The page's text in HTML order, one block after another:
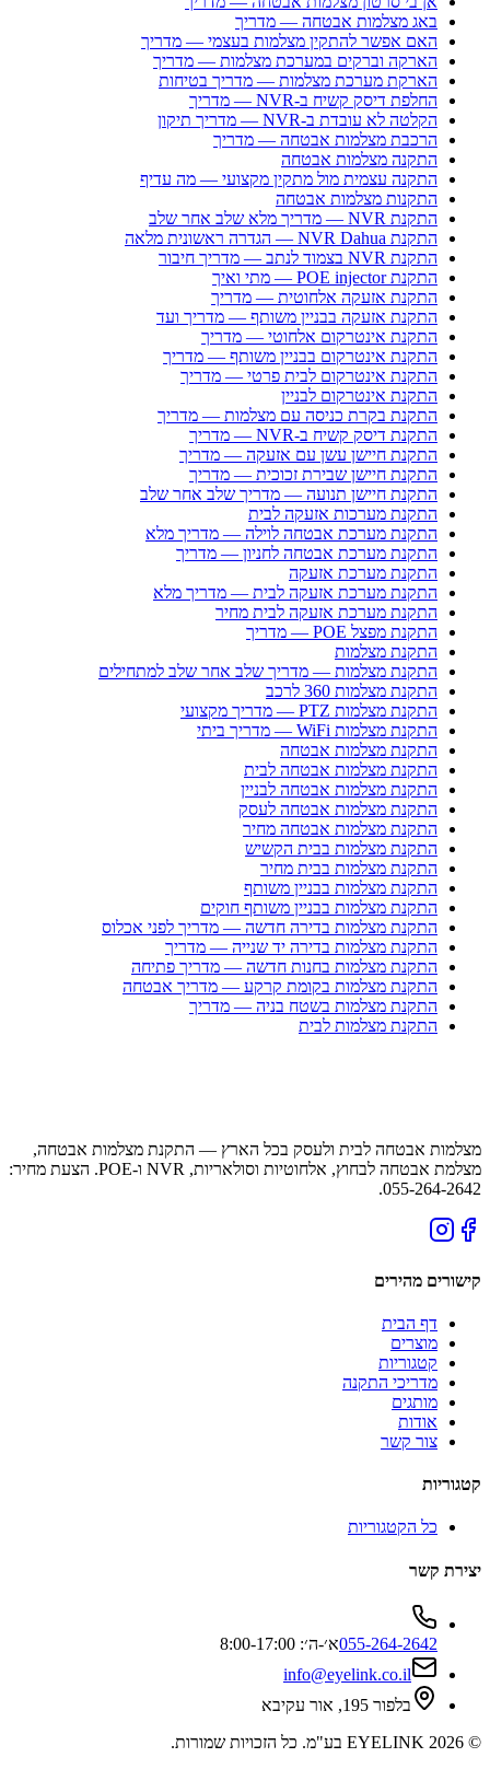
באג מצלמות אבטחה — מדריך
האם אפשר להתקין מצלמות בעצמי — מדריך
הארקה וברקים במערכת מצלמות — מדריך
הארקת מערכת מצלמות — מדריך בטיחות
החלפת דיסק קשיח ב-NVR — מדריך
הקלטה לא עובדת ב-NVR — מדריך תיקון
הרכבת מצלמות אבטחה — מדריך
התקנה מצלמות אבטחה
התקנה עצמית מול מתקין מקצועי — מה עדיף
התקנות מצלמות אבטחה
התקנת NVR — מדריך מלא שלב אחר שלב
התקנת NVR Dahua — הגדרה ראשונית מלאה
התקנת NVR בצמוד לנתב — מדריך חיבור
התקנת POE injector — מתי ואיך
התקנת אזעקה אלחוטית — מדריך
התקנת אזעקה בבניין משותף — מדריך ועד
התקנת אינטרקום אלחוטי — מדריך
התקנת אינטרקום בבניין משותף — מדריך
התקנת אינטרקום לבית פרטי — מדריך
התקנת אינטרקום לבניין
התקנת בקרת כניסה עם מצלמות — מדריך
התקנת דיסק קשיח ב-NVR — מדריך
התקנת חיישן עשן עם אזעקה — מדריך
התקנת חיישן שבירת זכוכית — מדריך
התקנת חיישן תנועה — מדריך שלב אחר שלב
התקנת מערכות אזעקה לבית
התקנת מערכת אבטחה לוילה — מדריך מלא
התקנת מערכת אבטחה לחניון — מדריך
התקנת מערכת אזעקה
התקנת מערכת אזעקה לבית — מדריך מלא
התקנת מערכת אזעקה לבית מחיר
התקנת מפצל POE — מדריך
התקנת מצלמות
התקנת מצלמות — מדריך שלב אחר שלב למתחילים
התקנת מצלמות 360 לרכב
התקנת מצלמות PTZ — מדריך מקצועי
התקנת מצלמות WiFi — מדריך ביתי
התקנת מצלמות אבטחה
התקנת מצלמות אבטחה לבית
התקנת מצלמות אבטחה לבניין
התקנת מצלמות אבטחה לעסק
התקנת מצלמות אבטחה מחיר
התקנת מצלמות בבית הקשיש
התקנת מצלמות בבית מחיר
התקנת מצלמות בבניין משותף
התקנת מצלמות בבניין משותף חוקים
התקנת מצלמות בדירה חדשה — מדריך לפני אכלוס
התקנת מצלמות בדירה יד שנייה — מדריך
התקנת מצלמות בחנות חדשה — מדריך פתיחה
התקנת מצלמות בקומת קרקע — מדריך אבטחה
התקנת מצלמות בשטח בניה — מדריך
התקנת מצלמות לבית
מצלמות אבטחה לבית ולעסק בכל הארץ — התקנת מצלמות אבטחה,
מצלמת אבטחה לבחוץ, אלחוטיות וסולאריות, NVR ו-POE. הצעת מחיר:
055-264-2642.
קישורים מהירים
דף הבית
מוצרים
קטגוריות
מדריכי התקנה
מותגים
אודות
צור קשר
קטגוריות
כל הקטגוריות
יצירת קשר
055-264-2642א׳-ה׳: 8:00-17:00
info@eyelink.co.il
בלפור 195, אור עקיבא
©
2026 EYELINK בע"מ . כל הזכויות שמורות.